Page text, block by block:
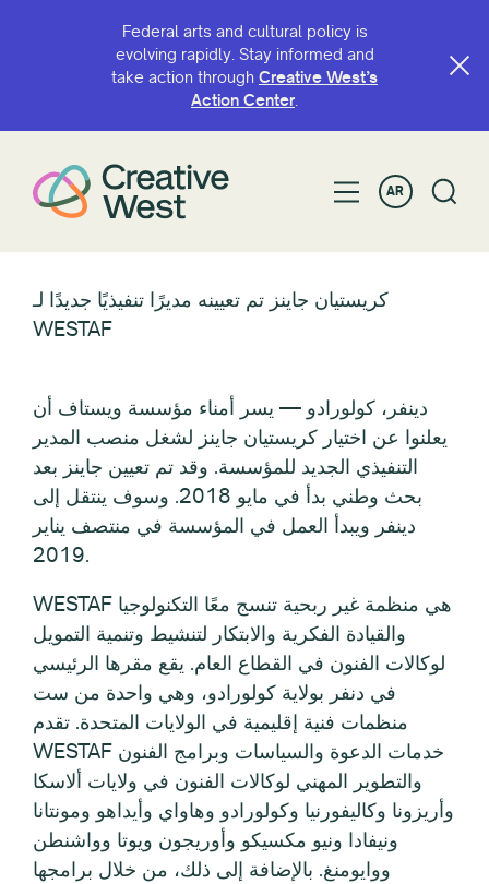
Federal arts and cultural policy is
evolving rapidly. Stay informed and
take action through Creative West’s
Action Center.
AR
كريستيان جاينز تم تعيينه مديرًا تنفيذيًا جديدًا لـ
WESTAF
دينفر، كولورادو — يسر أمناء مؤسسة ويستاف أن
يعلنوا عن اختيار كريستيان جاينز لشغل منصب المدير
التنفيذي الجديد للمؤسسة. وقد تم تعيين جاينز بعد
بحث وطني بدأ في مايو 2018. وسوف ينتقل إلى
دينفر ويبدأ العمل في المؤسسة في منتصف يناير
2019.
WESTAF هي منظمة غير ربحية تنسج معًا التكنولوجيا
والقيادة الفكرية والابتكار لتنشيط وتنمية التمويل
لوكالات الفنون في القطاع العام. يقع مقرها الرئيسي
في دنفر بولاية كولورادو، وهي واحدة من ست
منظمات فنية إقليمية في الولايات المتحدة. تقدم
WESTAF خدمات الدعوة والسياسات وبرامج الفنون
والتطوير المهني لوكالات الفنون في ولايات ألاسكا
وأريزونا وكاليفورنيا وكولورادو وهاواي وأيداهو ومونتانا
ونيفادا ونيو مكسيكو وأوريجون ويوتا وواشنطن
ووايومنغ. بالإضافة إلى ذلك، من خلال برامجها